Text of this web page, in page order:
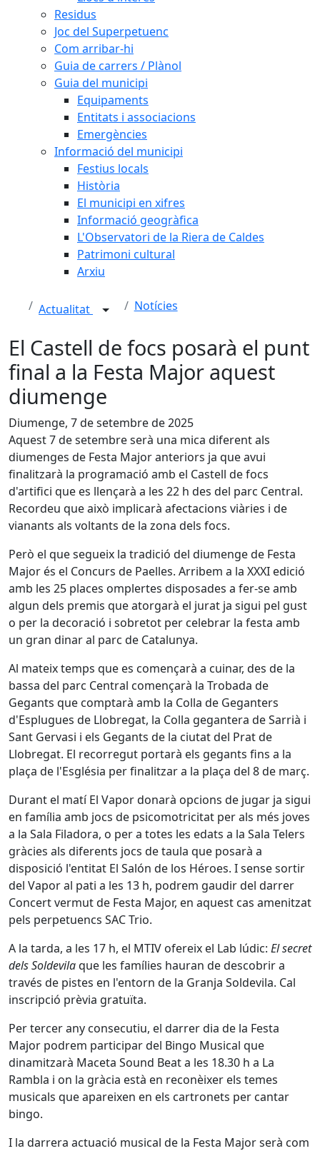
Residus
Joc del Superpetuenc
Com arribar-hi
Guia de carrers / Plànol
Guia del municipi
Equipaments
Entitats i associacions
Emergències
Informació del municipi
Festius locals
Història
El municipi en xifres
Informació geogràfica
L'Observatori de la Riera de Caldes
Patrimoni cultural
Arxiu
Actualitat Notícies
El Castell de focs posarà el punt
final a la Festa Major aquest
diumenge
Diumenge, 7 de setembre de 2025
Aquest 7 de setembre serà una mica diferent als
diumenges de Festa Major anteriors ja que avui
finalitzarà la programació amb el Castell de focs
d'artifici que es llençarà a les 22 h des del parc Central.
Recordeu que això implicarà afectacions viàries i de
vianants als voltants de la zona dels focs.
Però el que segueix la tradició del diumenge de Festa
Major és el Concurs de Paelles. Arribem a la XXXI edició
amb les 25 places omplertes disposades a fer-se amb
algun dels premis que atorgarà el jurat ja sigui pel gust
o per la decoració i sobretot per celebrar la festa amb
un gran dinar al parc de Catalunya.
Al mateix temps que es començarà a cuinar, des de la
bassa del parc Central començarà la Trobada de
Gegants que comptarà amb la Colla de Geganters
d'Esplugues de Llobregat, la Colla gegantera de Sarrià i
Sant Gervasi i els Gegants de la ciutat del Prat de
Llobregat. El recorregut portarà els gegants fins a la
plaça de l'Església per finalitzar a la plaça del 8 de març.
Durant el matí El Vapor donarà opcions de jugar ja sigui
en família amb jocs de psicomotricitat per als més joves
a la Sala Filadora, o per a totes les edats a la Sala Telers
gràcies als diferents jocs de taula que posarà a
disposició l'entitat El Salón de los Héroes. I sense sortir
del Vapor al pati a les 13 h, podrem gaudir del darrer
Concert vermut de Festa Major, en aquest cas amenitzat
pels perpetuencs SAC Trio.
A la tarda, a les 17 h, el MTIV ofereix el Lab lúdic: El secret
dels Soldevilaque les famílies hauran de descobrir a
través de pistes en l'entorn de la Granja Soldevila. Cal
inscripció prèvia gratuïta.
Per tercer any consecutiu, el darrer dia de la Festa
Major podrem participar del Bingo Musical que
dinamitzarà Maceta Sound Beat a les 18.30 h a La
Rambla i on la gràcia està en reconèixer els temes
musicals que apareixen en els cartronets per cantar
bingo.
I la darrera actuació musical de la Festa Major serà com